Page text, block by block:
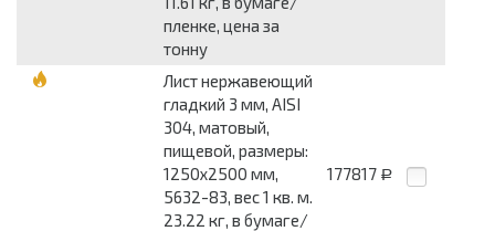
пленке, цена за
тонну
Лист нержавеющий
гладкий 3 мм, AISI
304, матовый,
пищевой, размеры:
1250x2500 мм,
5632-83, вес 1 кв. м.
23.22 кг, в бумаге/
177817 Р